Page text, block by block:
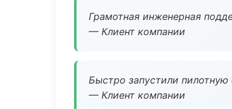
Грамотная инженерная
— Клиент компании
Быстро запустили
— Клиент компании